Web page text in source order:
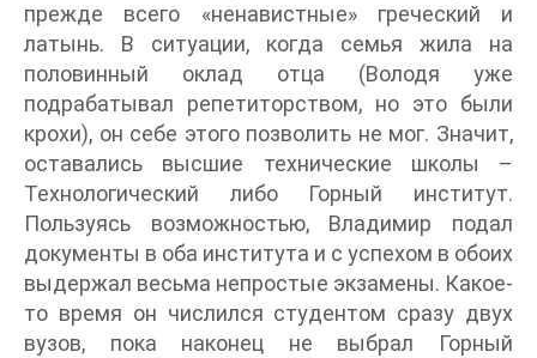
прежде всего «ненавистные» греческий и
латынь. В ситуации, когда семья жила на
половинный оклад отца (Володя уже
подрабатывал репетиторством, но это были
крохи), он себе этого позволить не мог. Значит,
оставались высшие технические школы –
Технологический либо Горный институт.
Пользуясь возможностью, Владимир подал
документы в оба института и с успехом в обоих
выдержал весьма непростые экзамены. Какое-
то время он числился студентом сразу двух
вузов, пока наконец не выбрал Горный